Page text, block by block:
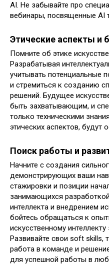
AI. Не забывайте про
вебинары, посвященные AI
Этические аспекты и
Помните об этике
Разрабатывая
учитывать потенциальные
и стремиться к созданию
решений. Будущее
быть захватывающим, и
только техническими
этических аспектов, будут
Поиск работы и
Начните с создания
демонстрирующих ваши
стажировки и позиции
занимающихся
интеллекта и внедрением
бойтесь обращаться к
искусственному
Развивайте свои soft skills,
работа в команде и
для успешной работы в